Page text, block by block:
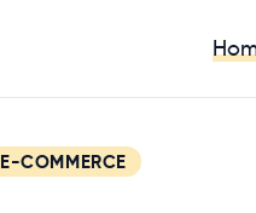
E-COMMERCE